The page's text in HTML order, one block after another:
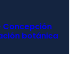
Concepción
botánica